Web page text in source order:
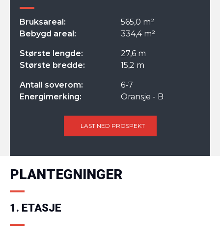
Bruksareal:
565,0 m²
Bebygd areal:
334,4 m²
Største lengde:
27,6 m
Største bredde:
15,2 m
Antall soverom:
6-7
Energimerking:
Oransje - B
LAST NED PROSPEKT
PLANTEGNINGER
1. ETASJE